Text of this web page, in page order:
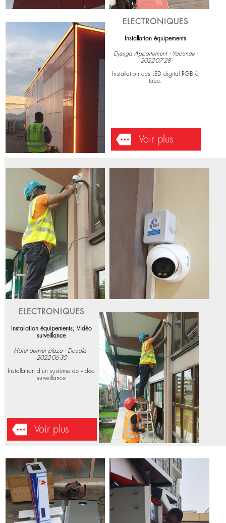
ELECTRONIQUES
Installation équipements
2022-07-28
Voir plus
ELECTRONIQUES
Installation équipements; Vidéo
surveillance
Hôtel denver plaza - Douala -
2022-06-30
Installation d'un système de vidéo
surveillance